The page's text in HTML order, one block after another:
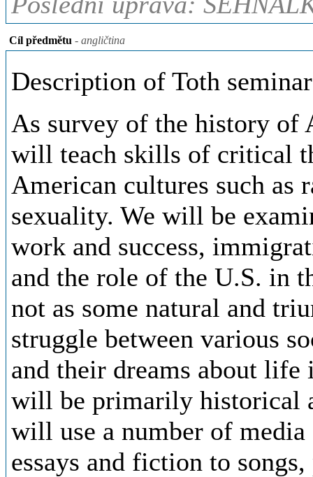
Cíl předmětu - angličtina
Description of Toth
As survey of the history of
will teach skills of critical
American cultures such as
sexuality. We will be
work and success,
and the role of the U.S. in
not as some natural and
struggle between various
and their dreams about life
will be primarily historical
will use a number of
essays and fiction to